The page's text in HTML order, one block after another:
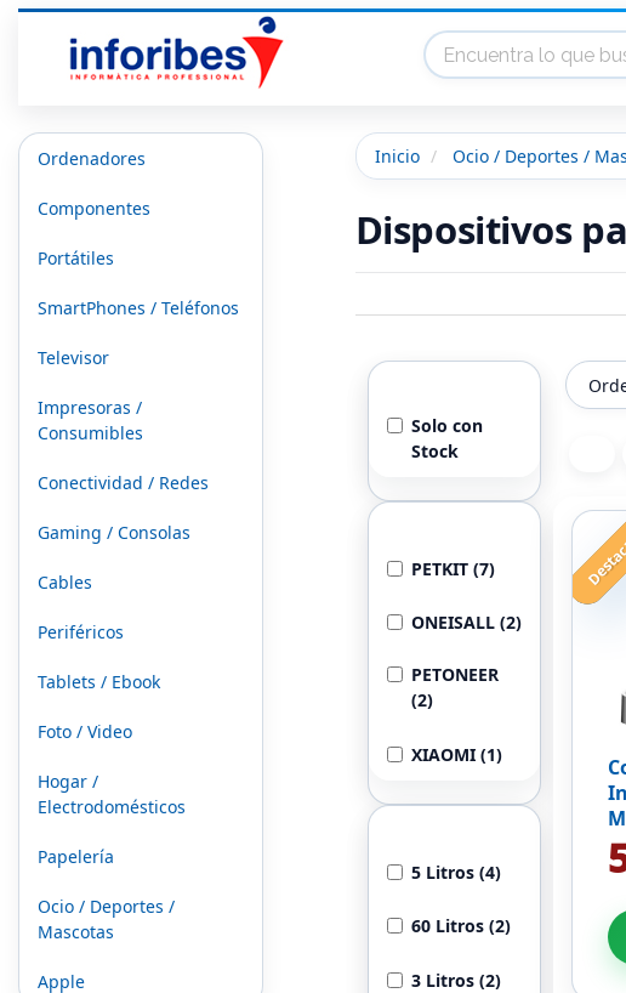
Ordenadores
Componentes
Portátiles
SmartPhones / Teléfonos
Televisor
Impresoras /
Consumibles
Conectividad / Redes
Gaming / Consolas
Cables
Periféricos
Tablets / Ebook
Foto / Video
Hogar /
Electrodomésticos
Papelería
Ocio / Deportes /
Mascotas
Apple
Inicio Ocio / Deportes /
Dispositivos
Solo con
Stock
PETKIT (7)
ONEISALL (2)
PETONEER
(2)
XIAOMI (1)
5 Litros (4)
60 Litros (2)
3 Litros (2)